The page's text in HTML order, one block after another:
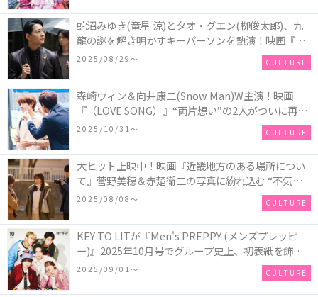
蛇沼みゆき(⻯星 涼)とタオ・グエン(栁俊太郎)、九
⿓の謎を解き明かすキーパーソンを熱演！映画『九
⿓ジェネリックロマンス』初場⾯カットを解禁！
2025/08/29〜 CULTURE
森崎ウィン＆向井康二(Snow Man)W主演！映画
『（LOVE SONG）』“両片想い”の2人がついに再
会！ソウタとカイ、切なさと希望が交錯する運命の
2025/10/31〜 CULTURE
大ヒット上映中！映画『近畿地方のある場所につい
て』菅野美穂＆赤楚衛二の写真に紛れ込む “不気味
なお札”の正体とは！？
2025/08/08〜 CULTURE
KEY TO LITが『Men's PREPPY (メンズプレッピ
ー)』2025年10月号でグループ史上、初表紙を飾
る！高橋恭平(なにわ男子)はネクタイ＆ジャケッ
ト、リムレスメガネを身に着けたCoolな姿で登場
2025/09/01〜 CULTURE